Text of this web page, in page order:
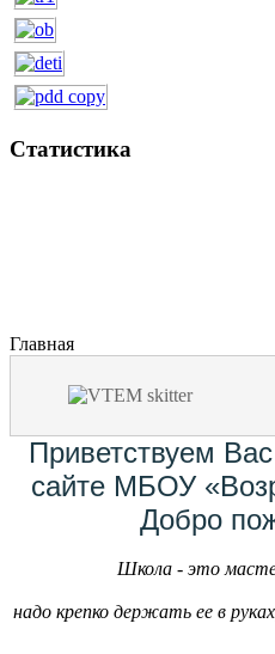
Статистика
Главная
Приветствуем
сайте МБОУ
Добро
Школа - это
надо крепко держать ее в